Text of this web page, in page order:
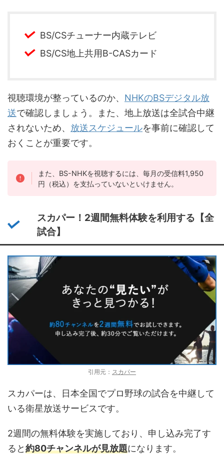
BS/CSチューナー内蔵テレビ
BS/CS地上共用B-CASカード
視聴環境が整っているのか、 NHKのBSデジタル放
送で確認しましょう。また、地上放送は全試合中継
されないため、 放送スケジュールを事前に確認して
おくことが重要です。
また、BS-NHKを視聴するには、毎月の受信料1,950
円（税込）を支払っていないといけません。
スカパー！2週間無料体験を利用する【全
試合】
引用元： スカパー
スカパーは、日本全国でプロ野球の試合を中継して
いる衛星放送サービスです。
2週間の無料体験を実施しており、申し込み完了す
ると約80チャンネルが見放題になります。